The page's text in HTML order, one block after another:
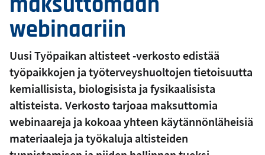
webinaariin
Uusi Työpaikan altisteet -verkosto edistää
työpaikkojen ja työterveyshuoltojen tietoisuutta
kemiallisista, biologisista ja fysikaalisista
altisteista. Verkosto tarjoaa maksuttomia
webinaareja ja kokoaa yhteen käytännönläheisiä
materiaaleja ja työkaluja altisteiden